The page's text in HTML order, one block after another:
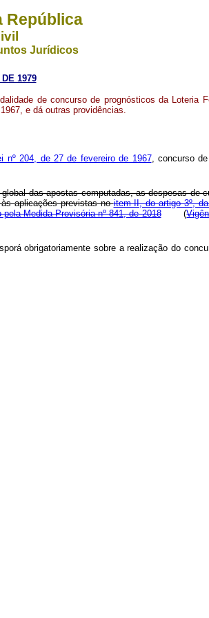
República
Jurídicos
1979
de concurso de prognósticos da Loteria
e dá outras providências.
nº 204, de 27 de fevereiro de 1967, concurso
das apostas computadas, as despesas de
às aplicações previstas noitem II, do artigo 3º,
pela Medida Provisória nº 841, de 2018(
obrigatoriamente sobre a realização do